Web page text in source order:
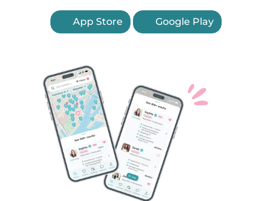
App Store Google Play